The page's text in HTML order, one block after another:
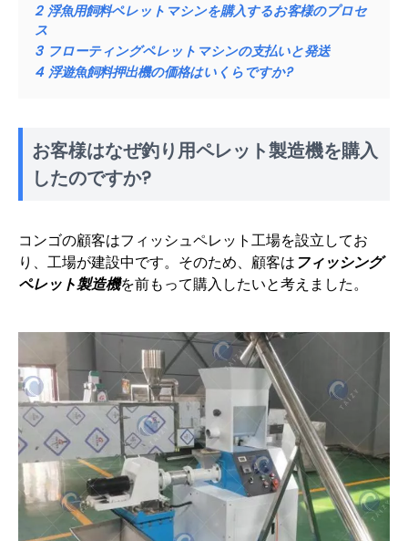
2 浮魚用飼料ペレットマシンを購入するお客様のプロセ
ス
3 フローティングペレットマシンの支払いと発送
4 浮遊魚飼料押出機の価格はいくらですか?
お客様はなぜ釣り用ペレット製造機を購入
したのですか?
コンゴの顧客はフィッシュペレット工場を設立してお
り、工場が建設中です。そのため、顧客はフィッシング
ペレット製造機を前もって購入したいと考えました。